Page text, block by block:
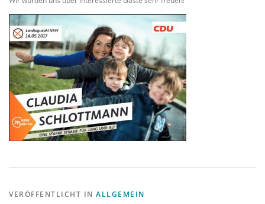
VERÖFFENTLICHT IN ALLGEMEIN